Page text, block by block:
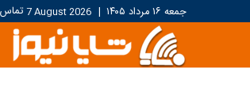
جمعه ۱۶ مرداد ۱۴۰۵ |
7 August 2026تماس